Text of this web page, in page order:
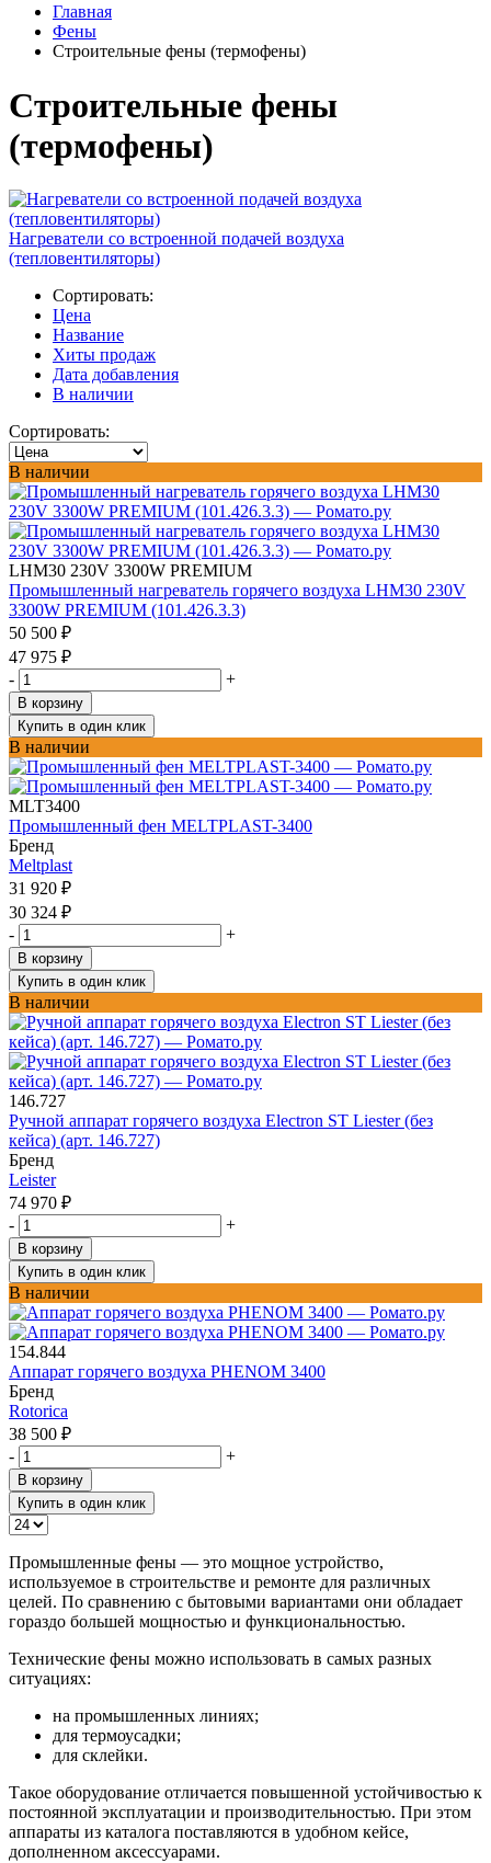
Главная
Фены
Строительные фены (термофены)
Строительные фены
(термофены)
Нагреватели со встроенной подачей воздуха
(тепловентиляторы)
Сортировать:
Цена
Название
Хиты продаж
Дата добавления
В наличии
Сортировать:
В наличии
LHM30 230V 3300W PREMIUM
Промышленный нагреватель горячего воздуха LHM30 230V
3300W PREMIUM (101.426.3.3)
50 500 ₽
47 975 ₽
-
+
В корзину
Купить в один клик
В наличии
MLT3400
Промышленный фен MELTPLAST-3400
Бренд
Meltplast
31 920 ₽
30 324 ₽
-
+
В корзину
Купить в один клик
В наличии
146.727
Ручной аппарат горячего воздуха Electron ST Liester (без
кейса) (арт. 146.727)
Бренд
Leister
74 970 ₽
-
+
В корзину
Купить в один клик
В наличии
154.844
Аппарат горячего воздуха PHENOM 3400
Бренд
Rotorica
38 500 ₽
-
+
В корзину
Купить в один клик
Промышленные фены — это мощное устройство,
используемое в строительстве и ремонте для различных
целей. По сравнению с бытовыми вариантами они обладает
гораздо большей мощностью и функциональностью.
Технические фены можно использовать в самых разных
ситуациях:
на промышленных линиях;
для термоусадки;
для склейки.
Такое оборудование отличается повышенной устойчивостью к
постоянной эксплуатации и производительностью. При этом
аппараты из каталога поставляются в удобном кейсе,
дополненном аксессуарами.